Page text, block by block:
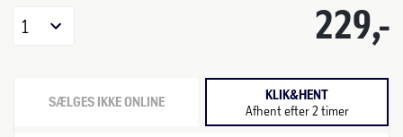
229,-
1
SÆLGES IKKE ONLINE KLIK&HENT
Afhent efter 2 timer